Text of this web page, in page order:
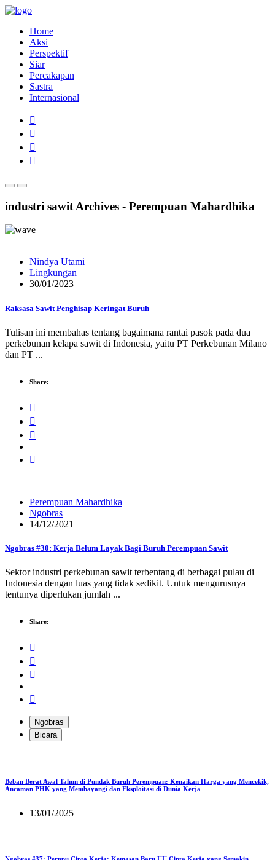
Home
Aksi
Perspektif
Siar
Percakapan
Sastra
Internasional
industri sawit Archives - Perempuan Mahardhika
Nindya Utami
Lingkungan
30/01/2023
Raksasa Sawit Penghisap Keringat Buruh
Tulisan ini membahas tentang bagaimana rantai pasok pada dua
perkebunan kelapa sawit di Indonesia, yaitu PT Perkebunan Milano
dan PT ...
Share:
Perempuan Mahardhika
Ngobras
14/12/2021
Ngobras #30: Kerja Belum Layak Bagi Buruh Perempuan Sawit
Sektor industri perkebunan sawit terbentang di berbagai pulau di
Indonesia dengan luas yang tidak sedikit. Untuk mengurusnya
tentunya diperlukan jumlah ...
Share:
Ngobras
Bicara
Beban Berat Awal Tahun di Pundak Buruh Perempuan: Kenaikan Harga yang Mencekik,
Ancaman PHK yang Membayangi dan Eksploitasi di Dunia Kerja
13/01/2025